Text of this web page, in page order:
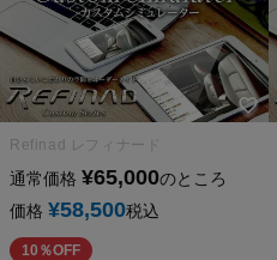
Refinad レフィナード
通常価格 ¥65,000のところ
価格 ¥58,500税込
10％OFF